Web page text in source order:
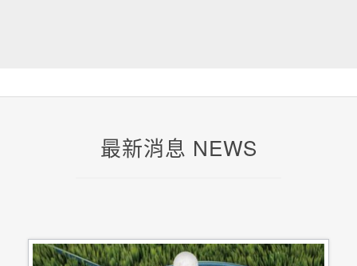
最新消息 NEWS